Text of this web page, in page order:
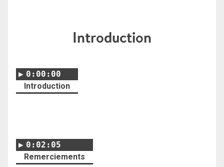
Introduction
0:00:00
Introduction
0:02:05
Remerciements